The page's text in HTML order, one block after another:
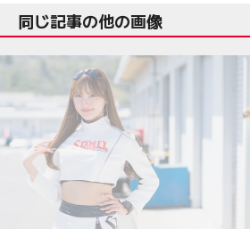
同じ記事の他の画像